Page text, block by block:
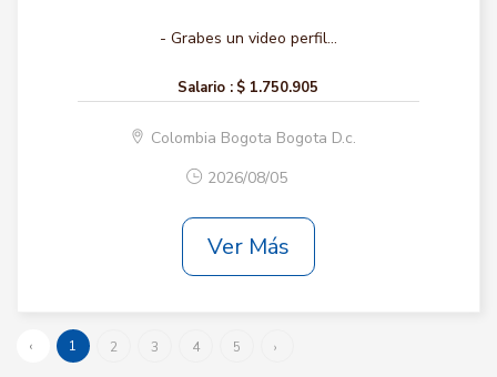
- Grabes un video perfil...
Salario : $ 1.750.905
Colombia Bogota Bogota D.c.
2026/08/05
Ver Más
‹ 1 2 3 4 5 ›